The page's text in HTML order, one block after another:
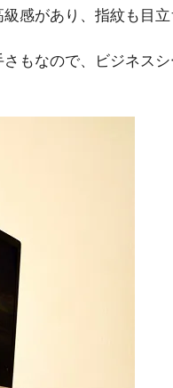
感があり、指紋も目立
もなので、ビジネス